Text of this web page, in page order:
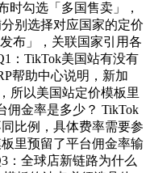
时勾选「多国售卖」，
别选择对应国家的定价
布」，关联国家引用各
：TikTok美国站有没有
帮助中心说明，新加
所以美国站定价模板里
佣金率是多少？ TikTok
比例，具体费率需要参
里预留了平台佣金率输
：全球店新链路为什么